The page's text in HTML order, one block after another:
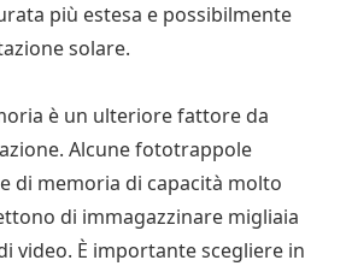
più estesa e possibilmente
solare.
è un ulteriore fattore da
Alcune fototrappole
di memoria di capacità molto
di immagazzinare migliaia
video. È importante scegliere in